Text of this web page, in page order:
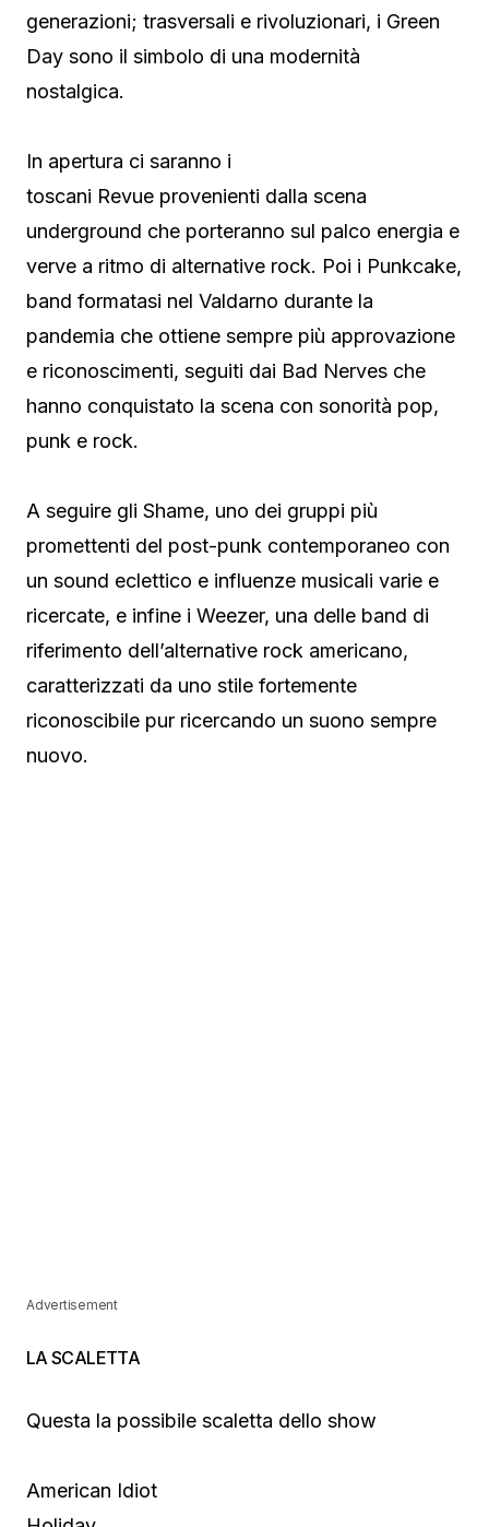
generazioni; trasversali e rivoluzionari, i Green
Day sono il simbolo di una modernità
nostalgica.
In apertura ci saranno i
toscani Revue provenienti dalla scena
underground che porteranno sul palco energia e
verve a ritmo di alternative rock. Poi i Punkcake,
band formatasi nel Valdarno durante la
pandemia che ottiene sempre più approvazione
e riconoscimenti, seguiti dai Bad Nerves che
hanno conquistato la scena con sonorità pop,
punk e rock.
A seguire gli Shame, uno dei gruppi più
promettenti del post-punk contemporaneo con
un sound eclettico e influenze musicali varie e
ricercate, e infine i Weezer, una delle band di
riferimento dell’alternative rock americano,
caratterizzati da uno stile fortemente
riconoscibile pur ricercando un suono sempre
nuovo.
Advertisement
LA SCALETTA
Questa la possibile scaletta dello show
American Idiot